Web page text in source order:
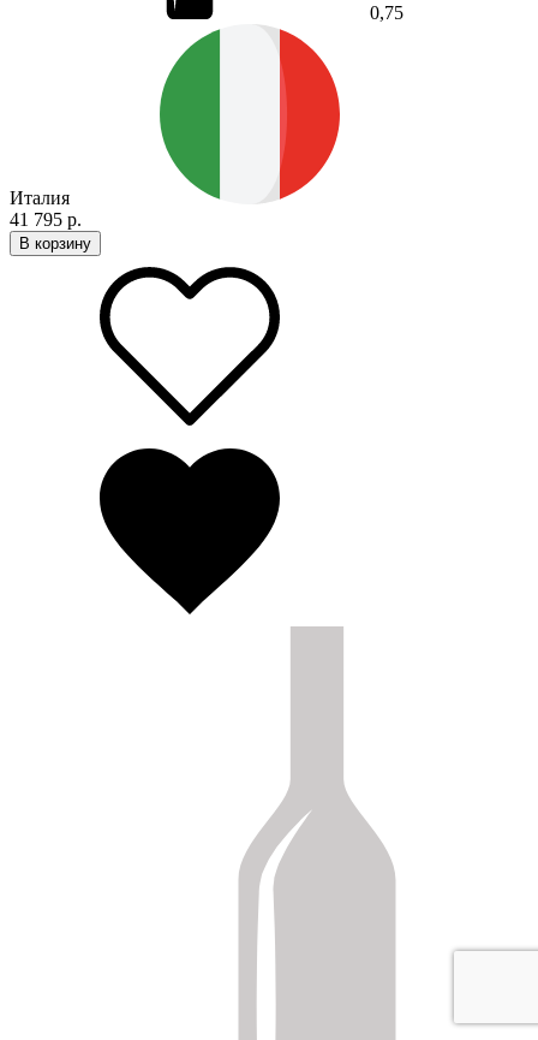
0,75
Италия
41 795 р.
В корзину